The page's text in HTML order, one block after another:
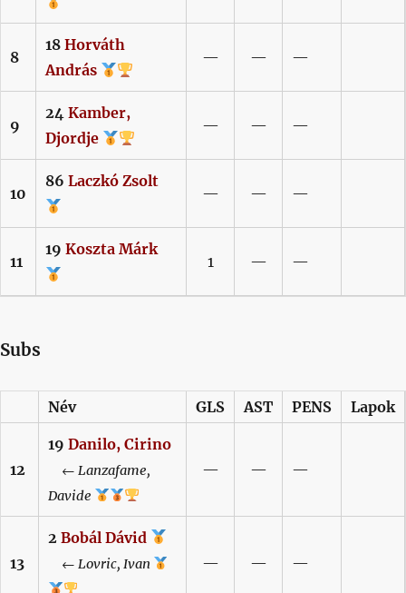
8
18 Horváth
András
— — —
9
24 Kamber,
Djordje
— — —
10
86 Laczkó Zsolt
— — —
11
19 Koszta Márk
1 — —
Subs
Név GLS AST PENS Lapok
12
19 Danilo, Cirino
← Lanzafame,
Davide
— — —
13
2 Bobál Dávid
← Lovric, Ivan — — —